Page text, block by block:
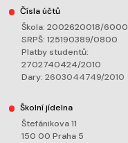
Čísla účtů
Škola: 2002620018/6000
SRPŠ: 125190389/0800
Platby studentů:
2702740424/2010
Dary: 2603044749/2010
Školní jídelna
Štefánikova 11
150 00 Praha 5